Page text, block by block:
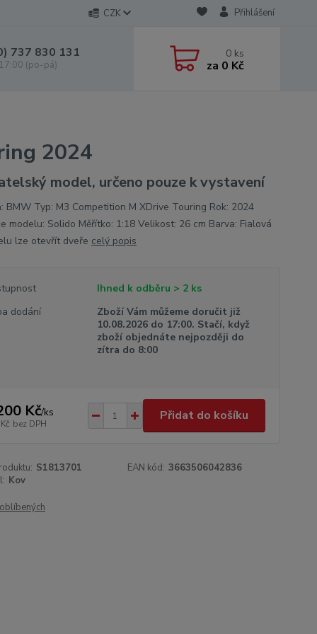
CZK Přihlášení
737 830 131
(po-pá)
0 ks
za 0 Kč
2024
model, určeno pouze k vystavení
BMW Typ: M3 Competition M XDrive Touring Rok: 2024
modelu: Solido Měřítko: 1:18 Velikost: 26 cm Barva: Fialová
lze otevřít dveře celý popis
Ihned k odběru > 2 ks
dodání
Zboží Vám můžeme doručit již
10.08.2026 do 17:00. Stačí, když
zboží objednáte nejpozději do
zítra do 8:00
Kč/ks
bez DPH
Přidat do košíku
S1813701 EAN kód: 3663506042836
Kov